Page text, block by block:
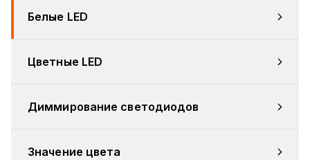
Белые LED
Цветные LED
Диммирование светодиодов
Значение цвета